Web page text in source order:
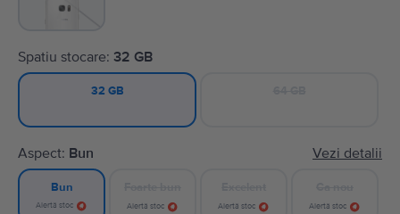
Spatiu stocare: 32 GB
32 GB
Aspect: Bun Vezi detalii
Bun
Alertă stoc Alertă stoc Alertă stoc Alertă stoc